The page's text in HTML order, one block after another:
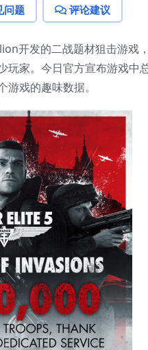
问题 评论建议
开发的二战题材狙击游
玩家。今日官方宣布游戏
戏的趣味数据。